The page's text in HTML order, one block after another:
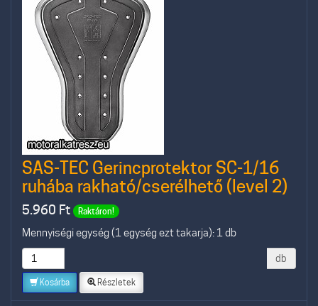
SAS-TEC Gerincprotektor SC-1/16
ruhába rakható/cserélhető (level 2)
5.960 Ft Raktáron!
Mennyiségi egység (1 egység ezt takarja): 1 db
db
Kosárba Részletek